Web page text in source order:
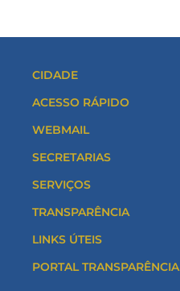
CIDADE
ACESSO RÁPIDO
WEBMAIL
SECRETARIAS
SERVIÇOS
TRANSPARÊNCIA
LINKS ÚTEIS
PORTAL TRANSPARÊNCIA